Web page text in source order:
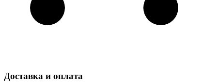
Доставка и оплата